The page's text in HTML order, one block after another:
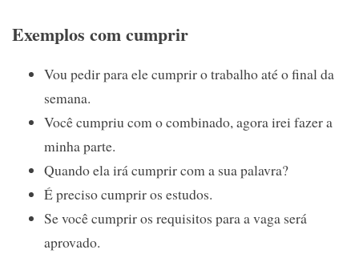
Exemplos com cumprir
Vou pedir para ele cumprir o trabalho até o final da
semana.
Você cumpriu com o combinado, agora irei fazer a
minha parte.
Quando ela irá cumprir com a sua palavra?
É preciso cumprir os estudos.
Se você cumprir os requisitos para a vaga será
aprovado.